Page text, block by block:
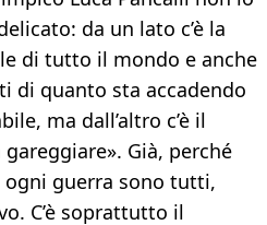
da un lato c’è la
di tutto il mondo e anche
di quanto sta accadendo
ma dall’altro c’è il
Già, perché
ogni guerra sono tutti,
C’è soprattutto il